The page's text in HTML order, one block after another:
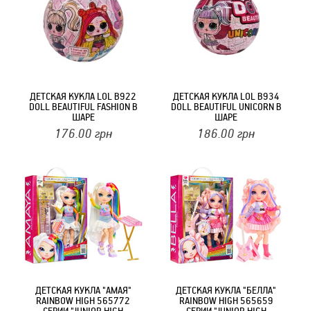
ДЕТСКАЯ КУКЛА LOL B922
DOLL BEAUTIFUL FASHION В
ШАРЕ
176.00 грн
ДЕТСКАЯ КУКЛА LOL B934
DOLL BEAUTIFUL UNICORN В
ШАРЕ
186.00 грн
ДЕТСКАЯ КУКЛА "АМАЯ"
RAINBOW HIGH 565772
ДЕТСКАЯ КУКЛА "БЕЛЛА"
RAINBOW HIGH 565659